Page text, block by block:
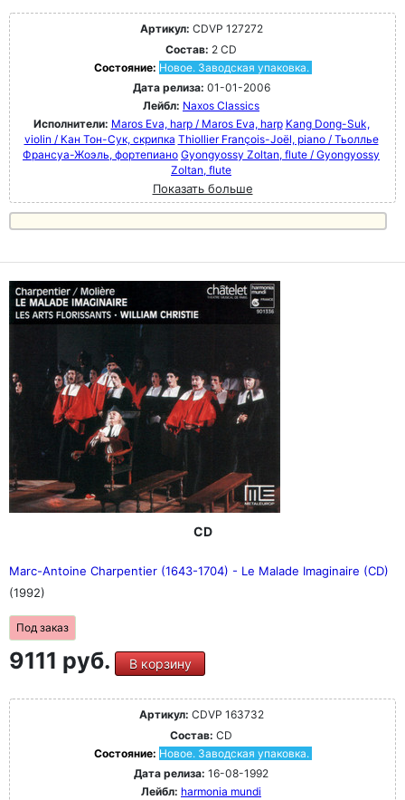
Артикул: CDVP 127272
Состав: 2 CD
Состояние: Новое. Заводская упаковка.
Дата релиза: 01-01-2006
Лейбл: Naxos Classics
Исполнители: Maros Eva, harp / Maros Eva, harp Kang Dong-Suk,
violin / Кан Тон-Сук, скрипка Thiollier François-Joël, piano / Тьоллье
Франсуа-Жоэль, фортепиано Gyongyossy Zoltan, flute / Gyongyossy
Zoltan, flute
Показать больше
CD
Marc-Antoine Charpentier (1643-1704) - Le Malade Imaginaire (CD)
(1992)
Под заказ
9111 руб. В корзину
Артикул: CDVP 163732
Состав: CD
Состояние: Новое. Заводская упаковка.
Дата релиза: 16-08-1992
Лейбл: harmonia mundi